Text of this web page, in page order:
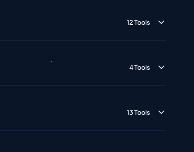
12 Tools
4 Tools
13 Tools